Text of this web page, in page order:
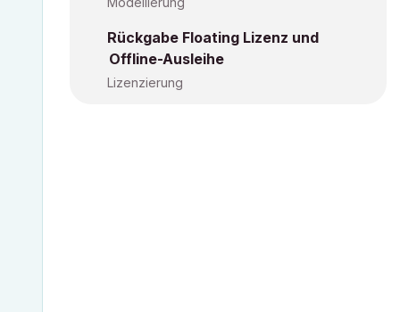
Rückgabe Floating Lizenz und
Offline-Ausleihe
Lizenzierung